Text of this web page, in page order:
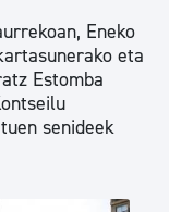
Eneko
eta
Estomba
senideek